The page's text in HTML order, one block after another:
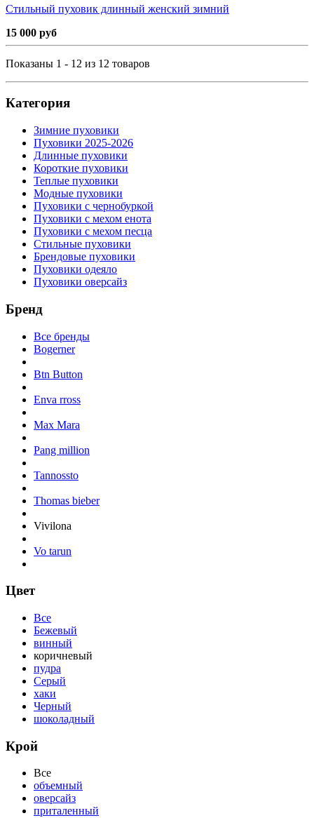
Стильный пуховик длинный женский зимний
15 000 руб
Показаны 1 - 12 из 12 товаров
Категория
Зимние пуховики
Пуховики 2025-2026
Длинные пуховики
Короткие пуховики
Теплые пуховики
Модные пуховики
Пуховики с чернобуркой
Пуховики с мехом енота
Пуховики с мехом песца
Стильные пуховики
Брендовые пуховики
Пуховики одеяло
Пуховики оверсайз
Бренд
Все бренды
Bogerner
Btn Button
Enva rross
Max Mara
Pang million
Tannossto
Thomas bieber
Vivilona
Vo tarun
Цвет
Все
Бежевый
винный
коричневый
пудра
Серый
хаки
Черный
шоколадный
Крой
Все
объемный
оверсайз
приталенный